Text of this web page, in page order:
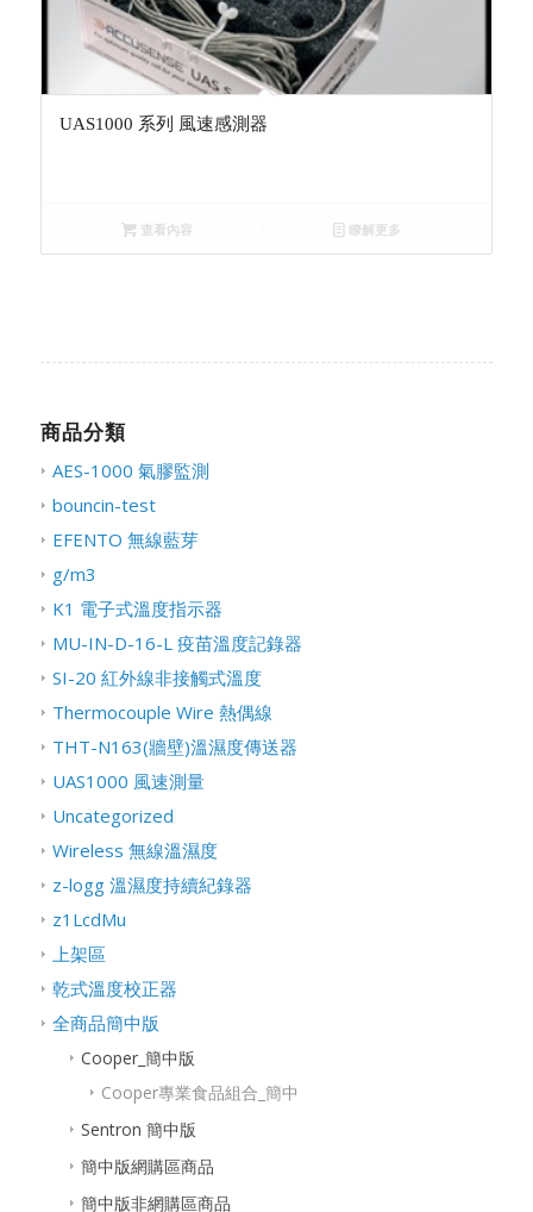
UAS1000 系列 風速感測器
查看內容 瞭解更多
商品分類
AES-1000 氣膠監測
bouncin-test
EFENTO 無線藍芽
g/m3
K1 電子式溫度指示器
MU-IN-D-16-L 疫苗溫度記錄器
SI-20 紅外線非接觸式溫度
Thermocouple Wire 熱偶線
THT-N163(牆壁)溫濕度傳送器
UAS1000 風速測量
Uncategorized
Wireless 無線溫濕度
z-logg 溫濕度持續紀錄器
z1LcdMu
上架區
乾式溫度校正器
全商品簡中版
Cooper_簡中版
Cooper專業食品組合_簡中
Sentron 簡中版
簡中版網購區商品
簡中版非網購區商品